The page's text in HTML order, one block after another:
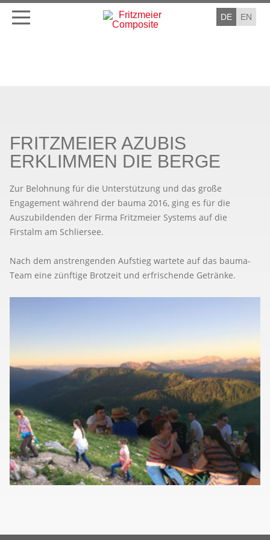
DE EN
FRITZMEIER AZUBIS
ERKLIMMEN DIE BERGE
Zur Belohnung für die Unterstützung und das große
Engagement während der bauma 2016, ging es für die
Auszubildenden der Firma Fritzmeier Systems auf die
Firstalm am Schliersee.
Nach dem anstrengenden Aufstieg wartete auf das bauma-
Team eine zünftige Brotzeit und erfrischende Getränke.